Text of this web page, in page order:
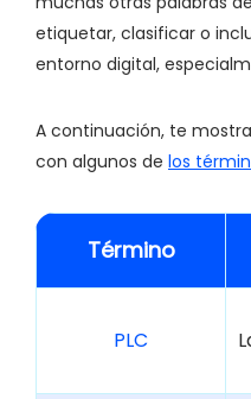
etiquetar, clasificar o
entorno digital,
A continuación, te
con algunos de los
Término
PLC